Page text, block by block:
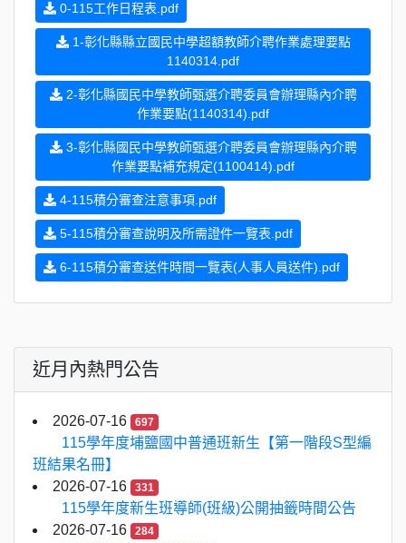
0-115工作日程表.pdf
1-彰化縣縣立國民中學超額教師介聘作業處理要點
1140314.pdf
2-彰化縣國民中學教師甄選介聘委員會辦理縣內介聘
作業要點(1140314).pdf
3-彰化縣國民中學教師甄選介聘委員會辦理縣內介聘
作業要點補充規定(1100414).pdf
4-115積分審查注意事項.pdf
5-115積分審查說明及所需證件一覽表.pdf
6-115積分審查送件時間一覽表(人事人員送件).pdf
近月內熱門公告
2026-07-16 697
115學年度埔鹽國中普通班新生【第一階段S型編
班結果名冊】
2026-07-16
331
115學年度新生班導師(班級)公開抽籤時間公告
2026-07-16
284